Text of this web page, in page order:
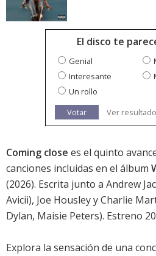
El disco te
Genial
Interesante
Un rollo
Votar
Ver
Coming close es el quinto
canciones incluidas en el álbum
(2026). Escrita junto a Andrew
Avicii), Joe Housley y Charlie
Dylan, Maisie Peters). Estreno
Explora la sensación de una